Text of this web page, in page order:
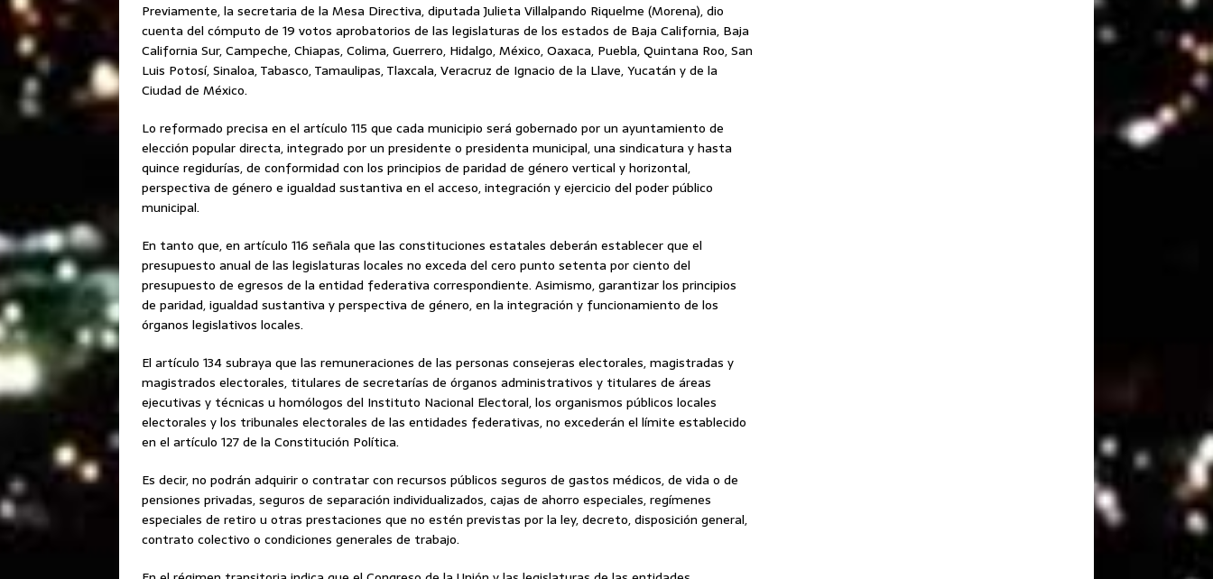
Previamente, la secretaria de la Mesa Directiva, diputada Julieta Villalpando Riquelme (Morena), dio
cuenta del cómputo de 19 votos aprobatorios de las legislaturas de los estados de Baja California, Baja
California Sur, Campeche, Chiapas, Colima, Guerrero, Hidalgo, México, Oaxaca, Puebla, Quintana Roo, San
Luis Potosí, Sinaloa, Tabasco, Tamaulipas, Tlaxcala, Veracruz de Ignacio de la Llave, Yucatán y de la
Ciudad de México.
Lo reformado precisa en el artículo 115 que cada municipio será gobernado por un ayuntamiento de
elección popular directa, integrado por un presidente o presidenta municipal, una sindicatura y hasta
quince regidurías, de conformidad con los principios de paridad de género vertical y horizontal,
perspectiva de género e igualdad sustantiva en el acceso, integración y ejercicio del poder público
municipal.
En tanto que, en artículo 116 señala que las constituciones estatales deberán establecer que el
presupuesto anual de las legislaturas locales no exceda del cero punto setenta por ciento del
presupuesto de egresos de la entidad federativa correspondiente. Asimismo, garantizar los principios
de paridad, igualdad sustantiva y perspectiva de género, en la integración y funcionamiento de los
órganos legislativos locales.
El artículo 134 subraya que las remuneraciones de las personas consejeras electorales, magistradas y
magistrados electorales, titulares de secretarías de órganos administrativos y titulares de áreas
ejecutivas y técnicas u homólogos del Instituto Nacional Electoral, los organismos públicos locales
electorales y los tribunales electorales de las entidades federativas, no excederán el límite establecido
en el artículo 127 de la Constitución Política.
Es decir, no podrán adquirir o contratar con recursos públicos seguros de gastos médicos, de vida o de
pensiones privadas, seguros de separación individualizados, cajas de ahorro especiales, regímenes
especiales de retiro u otras prestaciones que no estén previstas por la ley, decreto, disposición general,
contrato colectivo o condiciones generales de trabajo.